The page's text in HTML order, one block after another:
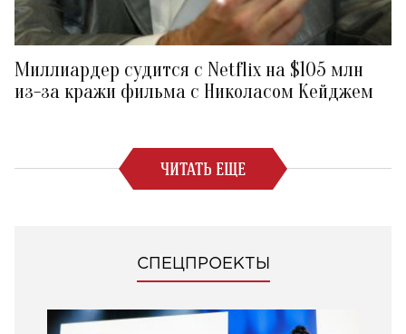
Миллиардер судится с Netflix на $105 млн
из-за кражи фильма с Николасом Кейджем
ЧИТАТЬ ЕЩЕ
СПЕЦПРОЕКТЫ